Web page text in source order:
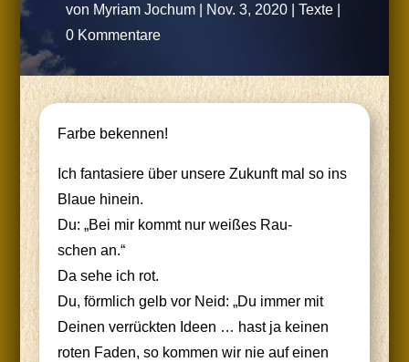
von Myriam Jochum Nov. 3, 2020 |Texte
0 Kommentare
Far­be bekennen!
Ich fan­ta­sie­re über unse­re Zukunft mal so ins
Blaue hinein.
Du: „Bei mir kommt nur wei­ßes Rau­
schen an.“
Da sehe ich rot.
Du, förm­lich gelb vor Neid: „Du immer mit
Dei­nen ver­rück­ten Ideen … hast ja kei­nen
roten Faden, so kom­men wir nie auf einen